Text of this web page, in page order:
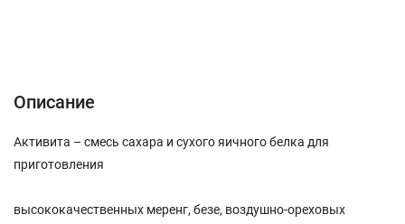
Описание
Активита – смесь сахара и сухого яичного белка для
приготовления
высококачественных меренг, безе, воздушно-ореховых